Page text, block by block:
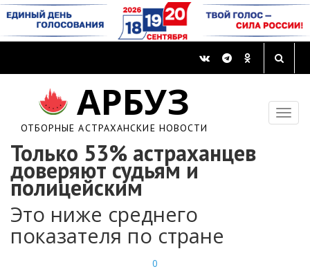
АРБУЗ
ОТБОРНЫЕ АСТРАХАНСКИЕ НОВОСТИ
Только 53% астраханцев
доверяют судьям и
полицейским
Это ниже среднего
показателя по стране
0